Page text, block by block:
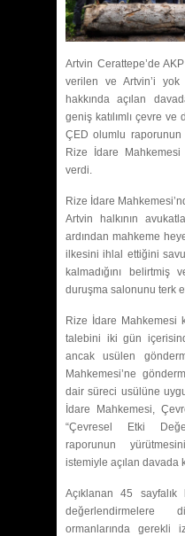
Artvin Cerattepe’de
verilen ve Artvin’i
hakkında açılan
geniş katılımlı çevre
ÇED olumlu raporunun
Rize İdare
verdi.
Rize İdare
Artvin halkının
ardından mahkeme
ilkesini ihlal ettiğini
kalmadığını
duruşma salonunu terk
Rize İdare Mahkemesi
talebini iki gün
ancak usülen
Mahkemesi’ne
dair süreci usülüne
İdare Mahkemesi,
“Çevresel Etki
raporunun
istemiyle açılan davada
Açıklanan 45
değerlendirmelere
ormanlarında gerekli